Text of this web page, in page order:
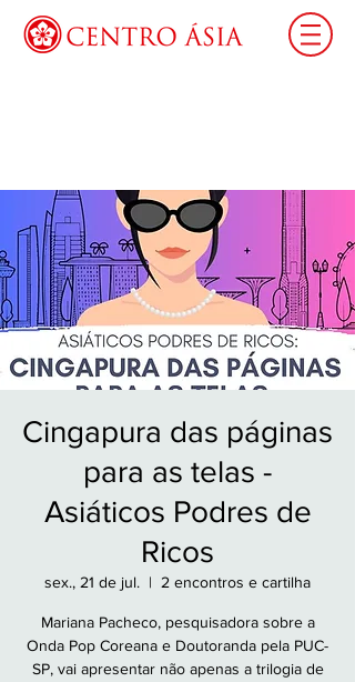
Cingapura das páginas
para as telas -
Asiáticos Podres de
Ricos
sex., 21 de jul.
  |
2 encontros e cartilha
Mariana Pacheco, pesquisadora sobre a
Onda Pop Coreana e Doutoranda pela PUC-
SP, vai apresentar não apenas a trilogia de